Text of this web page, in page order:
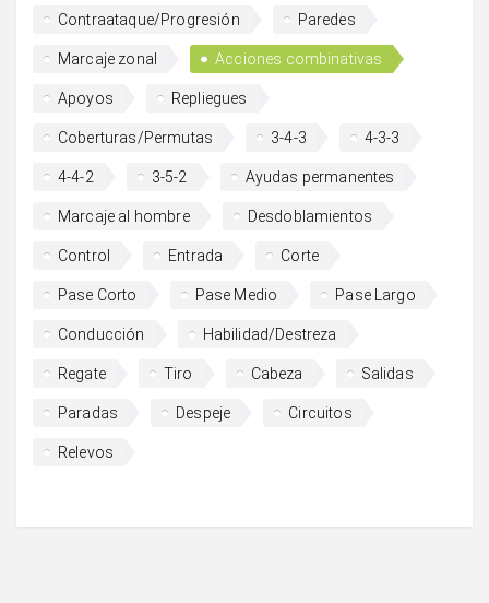
Contraataque/Progresión Paredes
Marcaje zonal Acciones combinativas
Apoyos Repliegues
Coberturas/Permutas 3-4-3 4-3-3
4-4-2 3-5-2 Ayudas permanentes
Marcaje al hombre Desdoblamientos
Control Entrada Corte
Pase Corto Pase Medio Pase Largo
Conducción Habilidad/Destreza
Regate Tiro Cabeza Salidas
Paradas Despeje Circuitos
Relevos